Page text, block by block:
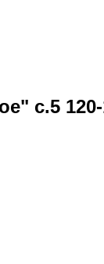
с.5 120-